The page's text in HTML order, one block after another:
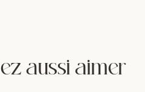
aussi aimer